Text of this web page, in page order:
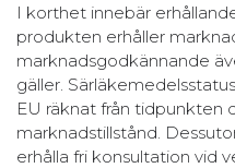
I korthet innebär
produkten erhåller
marknadsgodkännande
gäller.
EU räknat från tidpunkten
marknadstillstånd.
erhålla fri konsultation vid